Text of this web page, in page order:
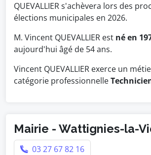
QUEVALLIER s'achèvera lors des
élections municipales en 2026.
M. Vincent QUEVALLIER est né en
aujourd'hui âgé de 54 ans.
Vincent QUEVALLIER exerce un
catégorie professionnelle
Mairie - Wattignies-la-
03 27 67 82 16